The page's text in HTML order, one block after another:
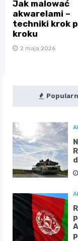
Jak malować
akwarelami –
techniki krok
kroku
2 maja 2026